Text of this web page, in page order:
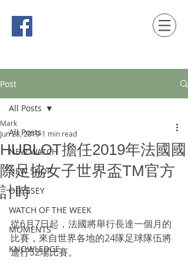
Post
All Posts
NEW WATCH
NEW SHOP
ODYSSEY
WATCH OF THE WEEK
MOMENTS
KNOWLEDGE
All Posts
HUBLOT擔任2019年法國國
際足協女子世界盃TM官方
計時
Mark
Jun 28, 2019 1 min read
從6月7日起，法國將舉行長達一個月的
比賽，來自世界各地的24隊足球隊伍將
進行52場比賽。